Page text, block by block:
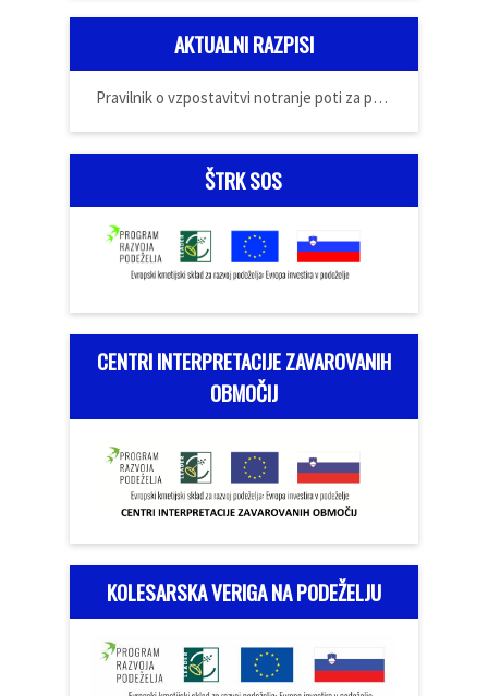
AKTUALNI RAZPISI
Pravilnik o vzpostavitvi notranje poti za prijavo
ŠTRK SOS
CENTRI INTERPRETACIJE ZAVAROVANIH
OBMOČIJ
KOLESARSKA VERIGA NA PODEŽELJU